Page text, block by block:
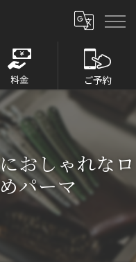
料金 ご予約
おしゃれなロ
パーマ